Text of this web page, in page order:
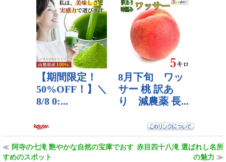
≪ 阿寺の七滝 艶やかな自然の宝庫でおす
すめのスポット
赤目四十八滝 選ばれし名所
の魅力 ≫